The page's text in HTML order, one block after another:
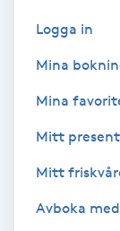
BIAB
Blowout
Brynformning
Logga in
Mina
Mina
Mitt
Mitt
Avboka